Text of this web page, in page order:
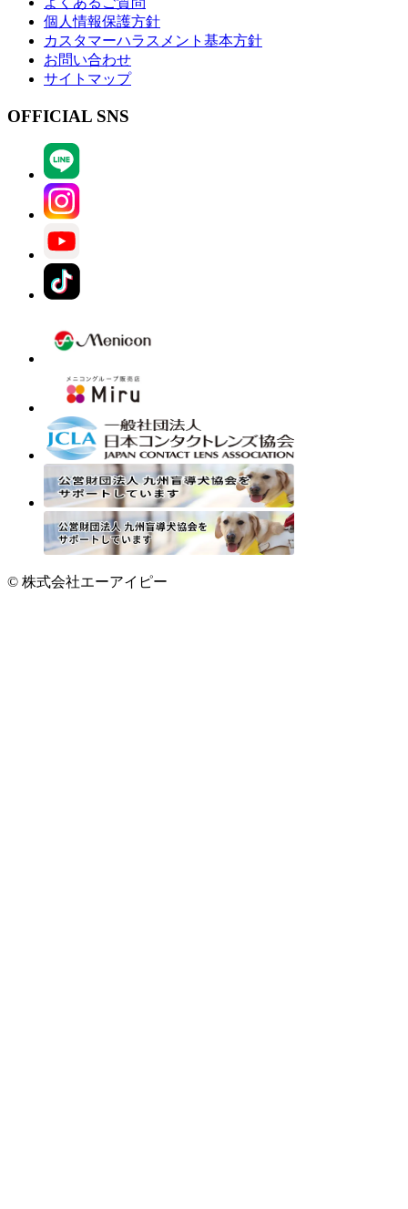
個人情報保護方針
カスタマーハラスメント基本方針
お問い合わせ
サイトマップ
OFFICIAL SNS
© 株式会社エーアイピー